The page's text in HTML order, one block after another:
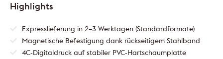
Highlights
Expresslieferung in 2–3 Werktagen (Standardformate)
Magnetische Befestigung dank rückseitigem Stahlband
4C-Digitaldruck auf stabiler PVC-Hartschaumplatte